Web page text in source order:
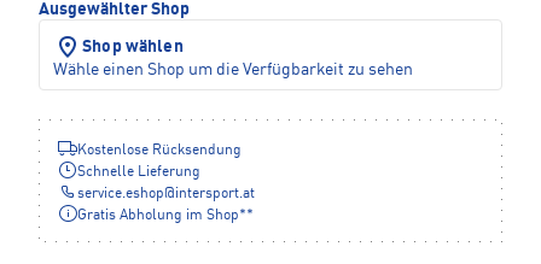
Ausgewählter Shop
Shop wählen
Wähle einen Shop um die Verfügbarkeit zu sehen
Kostenlose Rücksendung
Schnelle Lieferung
service.eshop@intersport.at
Gratis Abholung im Shop**